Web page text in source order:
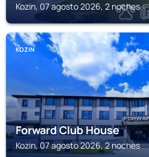
Kozin, 07 agosto 2026, 2 noches
KOZIN
Forward Club House
Kozin, 07 agosto 2026, 2 noches